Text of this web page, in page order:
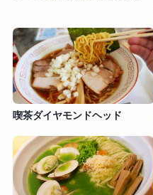
喫茶ダイヤモンドヘッド